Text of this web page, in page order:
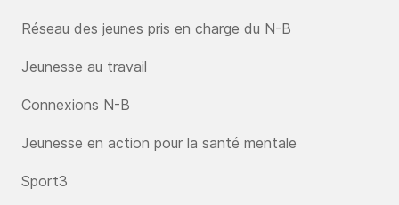
Réseau des jeunes pris en charge du N-B
Jeunesse au travail
Connexions N-B
Jeunesse en action pour la santé mentale
Sport3